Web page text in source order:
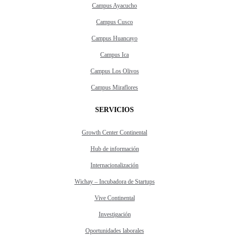
Campus Ayacucho
Campus Cusco
Campus Huancayo
Campus Ica
Campus Los Olivos
Campus Miraflores
SERVICIOS
Growth Center Continental
Hub de información
Internacionalización
Wichay – Incubadora de Startups
Vive Continental
Investigación
Oportunidades laborales